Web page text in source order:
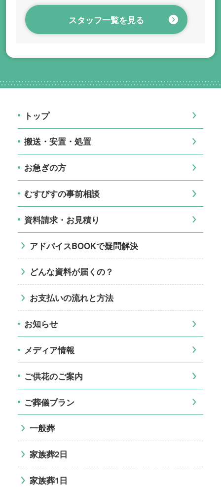
スタッフ一覧を見る
トップ
搬送・安置・処置
お急ぎの方
むすびすの事前相談
資料請求・お見積り
アドバイスBOOKで疑問解決
どんな資料が届くの？
お支払いの流れと方法
お知らせ
メディア情報
ご供花のご案内
ご葬儀プラン
一般葬
家族葬2日
家族葬1日